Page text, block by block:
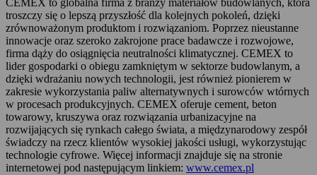
CEMEX to globalna firma z branży materiałów budowlanych, która
troszczy się o lepszą przyszłość dla kolejnych pokoleń, dzięki
zrównoważonym produktom i rozwiązaniom. Poprzez nieustanne
innowacje oraz szeroko zakrojone prace badawcze i rozwojowe,
firma dąży do osiągnięcia neutralności klimatycznej. CEMEX to
lider gospodarki o obiegu zamkniętym w sektorze budowlanym, a
dzięki wdrażaniu nowych technologii, jest również pionierem w
zakresie wykorzystania paliw alternatywnych i surowców wtórnych
w procesach produkcyjnych. CEMEX oferuje cement, beton
towarowy, kruszywa oraz rozwiązania urbanizacyjne na
rozwijających się rynkach całego świata, a międzynarodowy zespół
świadczy na rzecz klientów wysokiej jakości usługi, wykorzystując
technologie cyfrowe. Więcej informacji znajduje się na stronie
internetowej pod następującym linkiem: www.cemex.pl